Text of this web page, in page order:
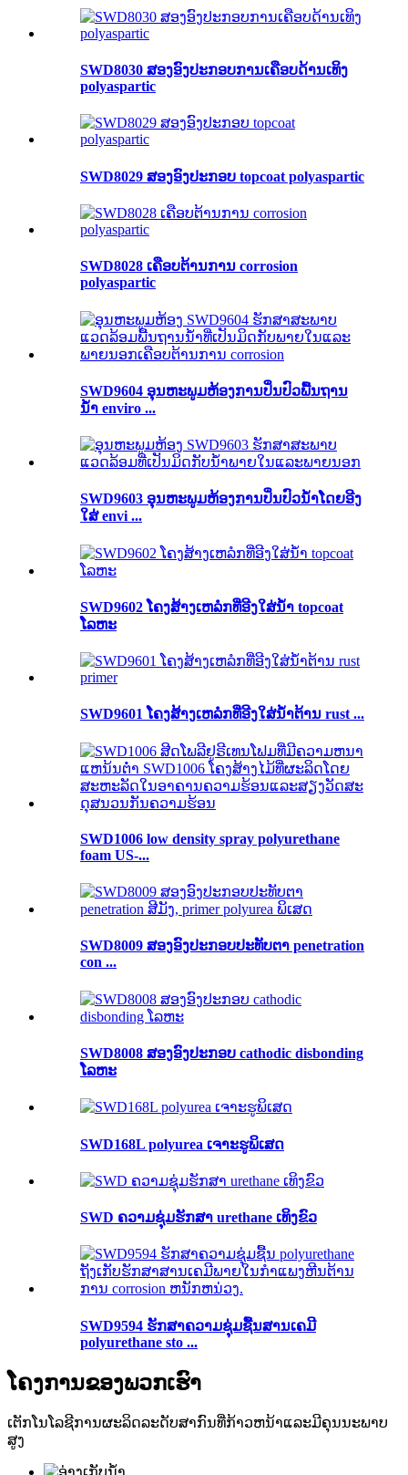
SWD8030 ສອງອົງປະກອບການເຄືອບດ້ານເທິງ
polyaspartic
SWD8029 ສອງອົງປະກອບ topcoat polyaspartic
SWD8028 ເຄືອບຕ້ານການ corrosion
polyaspartic
SWD9604 ອຸນຫະພູມຫ້ອງການປິ່ນປົວພື້ນຖານ
ນ້ໍາ enviro ...
SWD9603 ອຸນຫະພູມຫ້ອງການປິ່ນປົວນ້ໍາໂດຍອີງ
ໃສ່ envi ...
SWD9602 ໂຄງສ້າງເຫລໍກທີ່ອີງໃສ່ນ້ໍາ topcoat
ໂລຫະ
SWD9601 ໂຄງສ້າງເຫລໍກທີ່ອີງໃສ່ນ້ໍາຕ້ານ rust ...
SWD1006 low density spray polyurethane
foam US-...
SWD8009 ສອງອົງປະກອບປະທັບຕາ penetration
con ...
SWD8008 ສອງອົງປະກອບ cathodic disbonding
ໂລຫະ
SWD168L polyurea ເຈາະຮູພິເສດ
SWD ຄວາມຊຸ່ມຮັກສາ urethane ເທິງຂົວ
SWD9594 ຮັກສາຄວາມຊຸ່ມຊື້ນສານເຄມີ
polyurethane sto ...
ໂຄງການຂອງພວກເຮົາ
ເຕັກໂນໂລຊີການຜະລິດລະດັບສາກົນທີ່ກ້າວຫນ້າແລະມີຄຸນນະພາບ
ສູງ